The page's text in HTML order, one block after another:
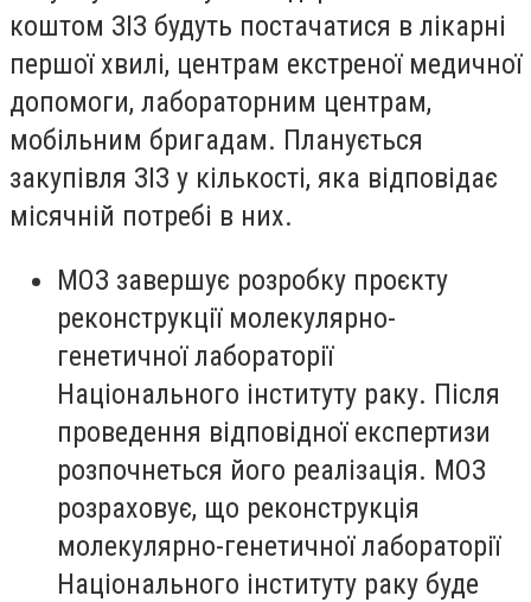
коштом ЗІЗ будуть постачатися в лікарні
першої хвилі, центрам екстреної медичної
допомоги, лабораторним центрам,
мобільним бригадам. Планується
закупівля ЗІЗ у кількості, яка відповідає
місячній потребі в них.
МОЗ завершує розробку проєкту
реконструкції молекулярно-
генетичної лабораторії
Національного інституту раку. Після
проведення відповідної експертизи
розпочнеться його реалізація. МОЗ
розраховує, що реконструкція
молекулярно-генетичної лабораторії
Національного інституту раку буде